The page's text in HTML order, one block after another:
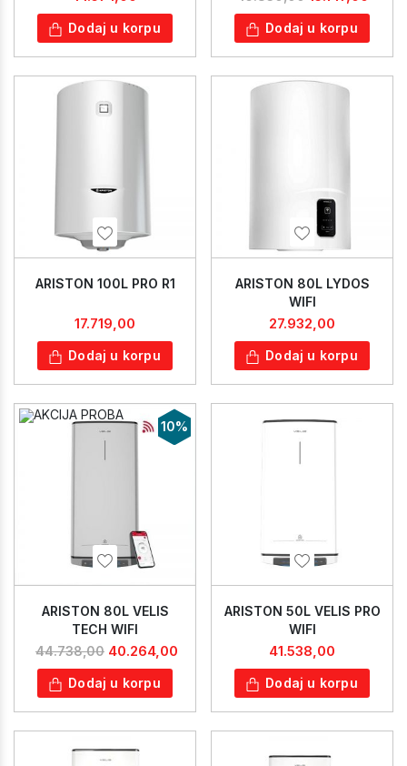
Dodaj u korpu Dodaj u korpu
ARISTON 100L PRO R1
17.719,00
Dodaj u korpu
ARISTON 80L LYDOS
WIFI
27.932,00
Dodaj u korpu
10%
ARISTON 80L VELIS
TECH WIFI
44.738,00 40.264,00
Dodaj u korpu
ARISTON 50L VELIS PRO
WIFI
41.538,00
Dodaj u korpu